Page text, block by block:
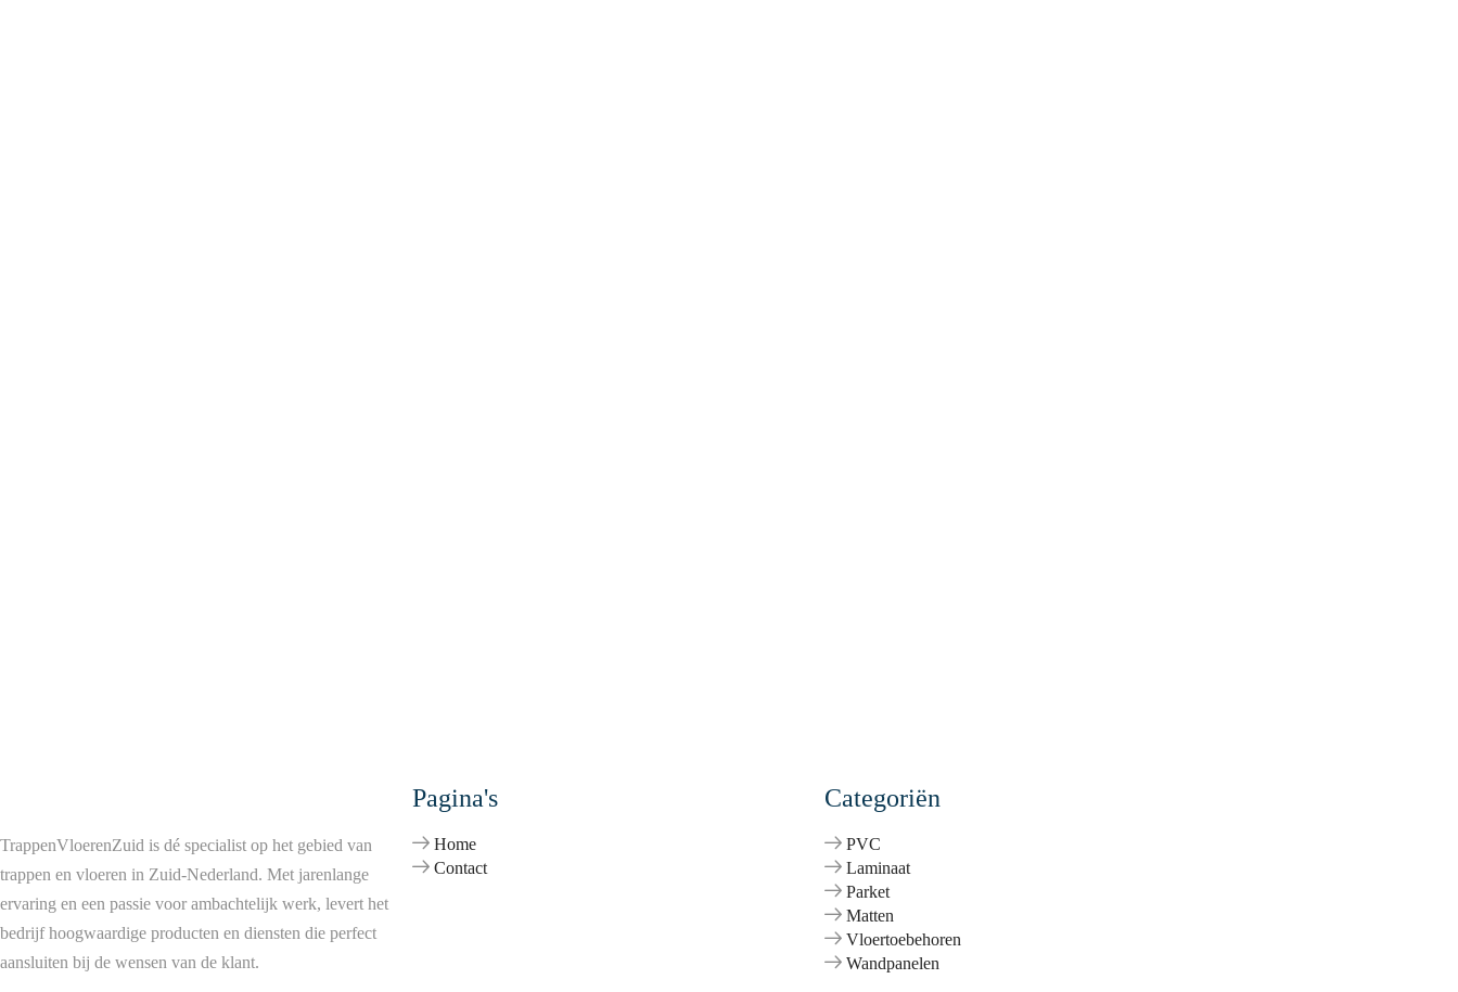
TrappenVloerenZuid is dé specialist op het gebied van
trappen en vloeren in Zuid-Nederland. Met jarenlange
ervaring en een passie voor ambachtelijk werk, levert het
bedrijf hoogwaardige producten en diensten die perfect
aansluiten bij de wensen van de klant.
Pagina's
Home
Contact
Categoriën
PVC
Laminaat
Parket
Matten
Vloertoebehoren
Wandpanelen